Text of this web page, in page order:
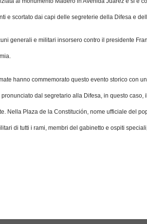
e scortato dai capi delle segreterie della Difesa e
generali e militari insorsero contro il presidente
hanno commemorato questo evento storico con
dal segretario alla Difesa, in questo
Nella Plaza de la Constitución, nome ufficiale del
di tutti i rami, membri del gabinetto e ospiti